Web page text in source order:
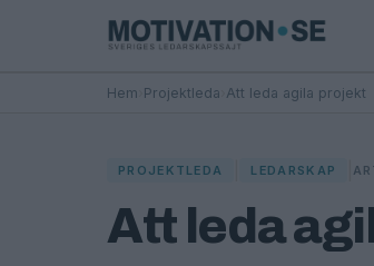
Hem Projektleda Att leda agila projekt
PROJEKTLEDA LEDARSKAP
Att leda